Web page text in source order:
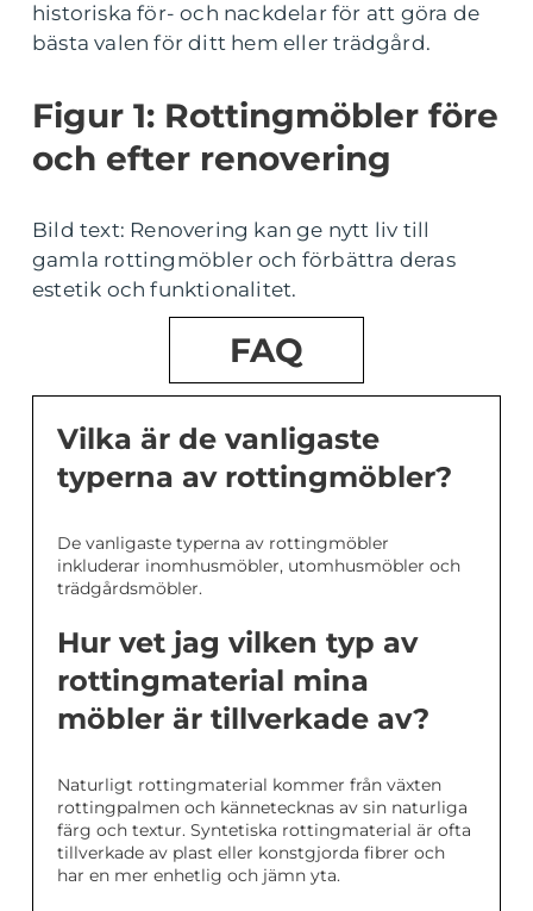
historiska för- och nackdelar för att göra de
bästa valen för ditt hem eller trädgård.
Figur 1: Rottingmöbler före
och efter renovering
Bild text: Renovering kan ge nytt liv till
gamla rottingmöbler och förbättra deras
estetik och funktionalitet.
FAQ
Vilka är de vanligaste
typerna av rottingmöbler?
De vanligaste typerna av rottingmöbler
inkluderar inomhusmöbler, utomhusmöbler och
trädgårdsmöbler.
Hur vet jag vilken typ av
rottingmaterial mina
möbler är tillverkade av?
Naturligt rottingmaterial kommer från växten
rottingpalmen och kännetecknas av sin naturliga
färg och textur. Syntetiska rottingmaterial är ofta
tillverkade av plast eller konstgjorda fibrer och
har en mer enhetlig och jämn yta.